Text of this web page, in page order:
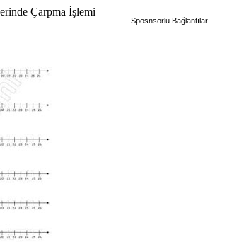
Çarpma İşlemi
Sposnsorlu Bağlantılar